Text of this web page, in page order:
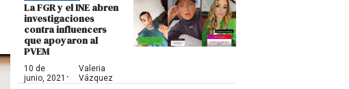
La FGR y el INE abren
investigaciones
contra influencers
que apoyaron al
PVEM
10 de
junio, 2021 ·
Valeria
Vázquez